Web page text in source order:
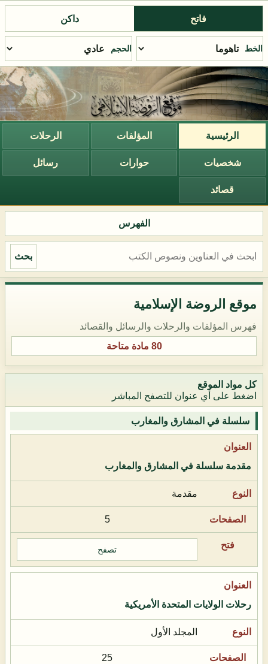
فاتح داكن
الخط الحجم
الرئيسية المؤلفات الرحلات
شخصيات حوارات رسائل
قصائد
الفهرس
بحث
موقع الروضة الإسلامية
فهرس المؤلفات والرحلات والرسائل والقصائد
80 مادة متاحة
كل مواد الموقع
اضغط على أي عنوان للتصفح المباشر
سلسلة في المشارق والمغارب
مقدمة سلسلة في المشارق والمغارب
مقدمة
5
تصفح
رحلات الولايات المتحدة الأمريكية
المجلد الأول
25